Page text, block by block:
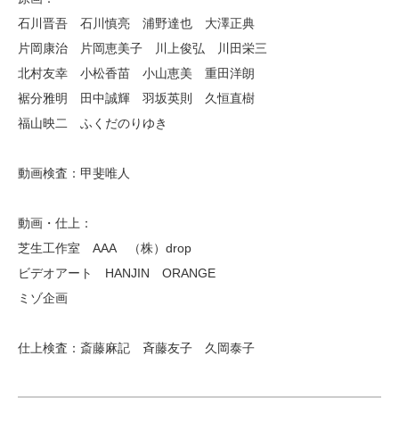
石川晋吾 石川慎亮 浦野達也 大澤正典
片岡康治 片岡恵美子 川上俊弘 川田栄三
北村友幸 小松香苗 小山恵美 重田洋朗
裾分雅明 田中誠輝 羽坂英則 久恒直樹
福山映二 ふくだのりゆき
動画検査：甲斐唯人
動画・仕上：
芝生工作室 AAA （株）drop
ビデオアート HANJIN ORANGE
ミゾ企画
仕上検査：斎藤麻記 斉藤友子 久岡泰子